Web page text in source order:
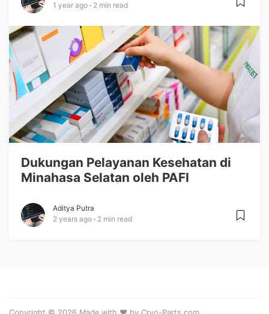
1 year ago
2 min read
Dukungan Pelayanan Kesehatan di
Minahasa Selatan oleh PAFI
Aditya Putra
2 years ago
2 min read